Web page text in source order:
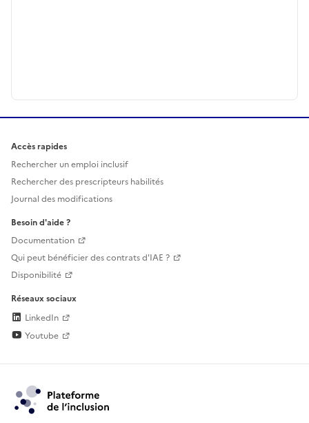
Accès rapides
Rechercher un emploi inclusif
Rechercher des prescripteurs habilités
Journal des modifications
Besoin d'aide ?
Documentation
Qui peut bénéficier des contrats d'IAE ?
Disponibilité
Réseaux sociaux
LinkedIn
Youtube